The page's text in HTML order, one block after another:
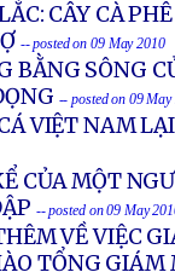
CÂY CÀ
-- posted on 09 May 2010
BẰNG SÔNG
-- posted on 09 May
VIỆT NAM
CỦA MỘT
-- posted on 09 May
VỀ VIỆC
TỔNG GIÁM